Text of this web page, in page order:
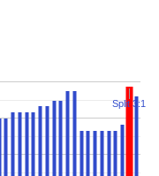
Split 3:1